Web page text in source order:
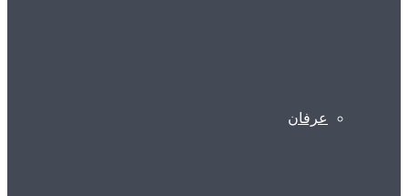
عرفان